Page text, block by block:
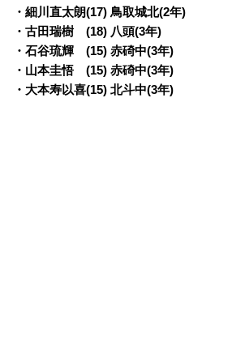
・細川直太朗(17) 鳥取城北(2年)
・古田瑞樹 (18) 八頭(3年)
・石谷琉輝 (15) 赤碕中(3年)
・山本圭悟 (15) 赤碕中(3年)
・大本寿以喜(15) 北斗中(3年)